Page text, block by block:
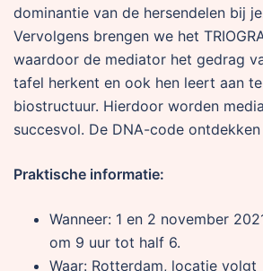
dominantie van de hersendelen bij
Vervolgens brengen we het
waardoor de mediator het gedrag
tafel herkent en ook hen leert aan
biostructuur. Hierdoor worden
succesvol. De DNA-code ontdekken
Praktische informatie:
Wanneer: 1 en 2 november
om 9 uur tot half 6.
Waar: Rotterdam, locatie volgt